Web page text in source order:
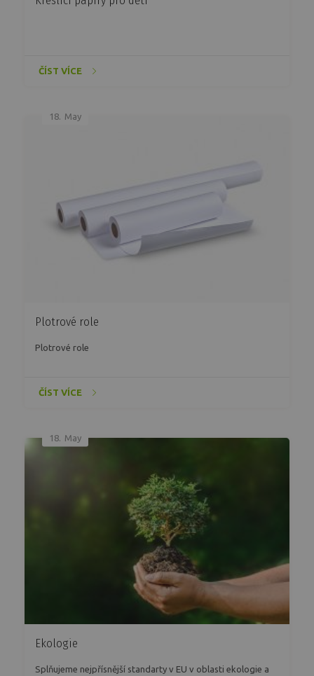
ČÍST VÍCE
18. May
Plotrové role
Plotrové role
ČÍST VÍCE
18. May
Ekologie
Splňujeme nejpřísnější standarty v EU v oblasti ekologie a